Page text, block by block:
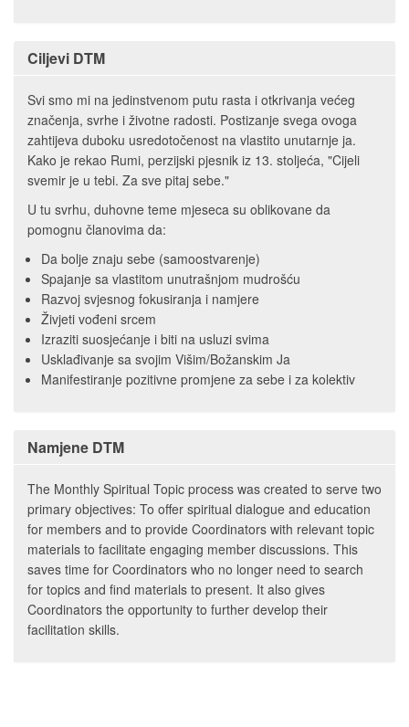
Ciljevi DTM
Svi smo mi na jedinstvenom putu rasta i otkrivanja većeg
značenja, svrhe i životne radosti. Postizanje svega ovoga
zahtijeva duboku usredotočenost na vlastito unutarnje ja.
Kako je rekao Rumi, perzijski pjesnik iz 13. stoljeća, "Cijeli
svemir je u tebi. Za sve pitaj sebe."
U tu svrhu, duhovne teme mjeseca su oblikovane da
pomognu članovima da:
Da bolje znaju sebe (samoostvarenje)
Spajanje sa vlastitom unutrašnjom mudrošću
Razvoj svjesnog fokusiranja i namjere
Živjeti vođeni srcem
Izraziti suosjećanje i biti na usluzi svima
Usklađivanje sa svojim Višim/Božanskim Ja
Manifestiranje pozitivne promjene za sebe i za kolektiv
Namjene DTM
The Monthly Spiritual Topic process was created to serve two
primary objectives: To offer spiritual dialogue and education
for members and to provide Coordinators with relevant topic
materials to facilitate engaging member discussions. This
saves time for Coordinators who no longer need to search
for topics and find materials to present. It also gives
Coordinators the opportunity to further develop their
facilitation skills.